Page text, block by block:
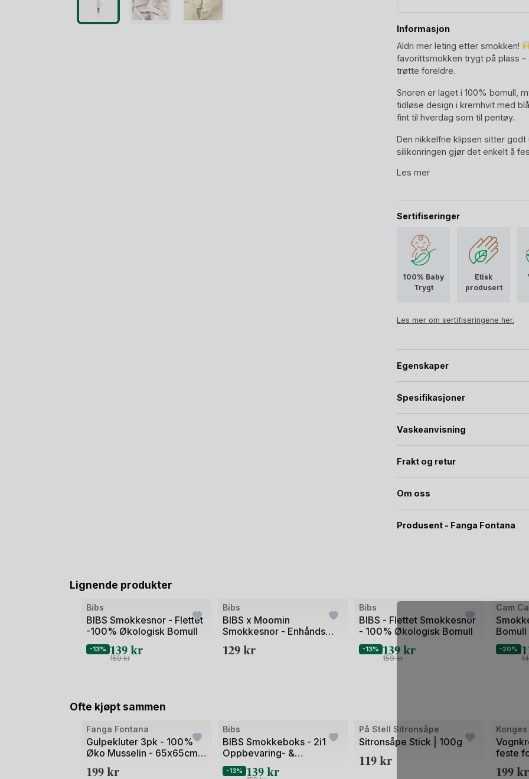
Informasjon
Aldri mer leting etter smokken!
favorittsmokken trygt på plass
trøtte foreldre.
Snoren er laget i 100% bomull,
tidløse design i kremhvit med
fint til hverdag som til pentøy.
Den nikkelfrie klipsen sitter
silikonringen gjør det enkelt å
Kort sagt: Praktisk, trygg og
uttrykk som har gjort Konges
klassiske mønstre og den
harmonisk preg. Konges Sløjd
Les mer
Sertifiseringer
100% Baby
Trygt
Etisk
produsert
Les mer om sertifiseringene her.
Egenskaper
Spesifikasjoner
Vaskeanvisning
Frakt og retur
Om oss
Produsent - Fanga Fontana
Lignende produkter
Bibs
BIBS Smokkesnor - Flettet
-100% Økologisk Bomull
-13% 139kr
159kr
Bibs
BIBS x Moomin
Smokkesnor - Enhånds
129kr
Bibs
BIBS - Flettet Smokkesnor
- 100% Økologisk Bomull
-13% 139kr
159kr
Cam
Bomull
-20%
Ofte kjøpt sammen
Fanga Fontana
Gulpekluter 3pk - 100%
Øko Musselin - 65x65cm |
199kr
Bibs
BIBS Smokkeboks - 2i1
Oppbevaring- &
Steriliseringsboks til Mikro
-13% 139kr
På Stell Sitronsåpe
Sitronsåpe Stick | 100g
119kr
feste
199kr